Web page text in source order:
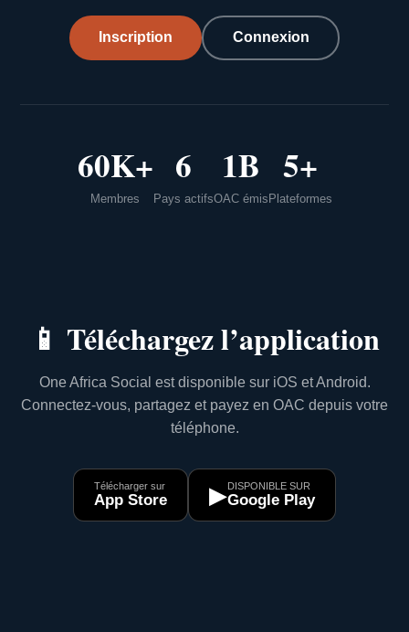
Inscription Connexion
60K+
Membres
6
Pays actifs
1B
OAC émis
5+
Plateformes
📱 Téléchargez l’application
One Africa Social est disponible sur iOS et Android.
Connectez-vous, partagez et payez en OAC depuis votre
téléphone.
Télécharger sur
App Store ▶DISPONIBLE SUR
Google Play